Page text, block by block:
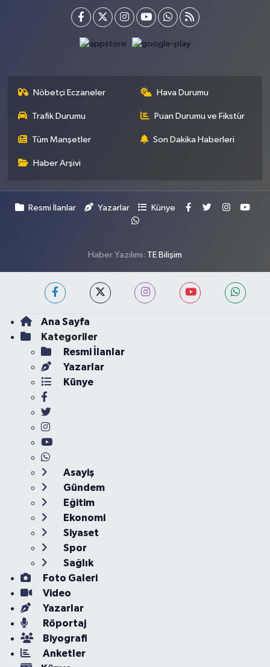
Nöbetçi Eczaneler Hava Durumu
Trafik Durumu Puan Durumu ve Fikstür
Tüm Manşetler Son Dakika Haberleri
Haber Arşivi
Resmi İlanlar Yazarlar Künye
Haber Yazılımı: TE Bilişim
Ana Sayfa
Kategoriler
Resmi İlanlar
Yazarlar
Künye
Asayiş
Gündem
Eğitim
Ekonomi
Siyaset
Spor
Sağlık
Foto Galeri
Video
Yazarlar
Röportaj
Biyografi
Anketler